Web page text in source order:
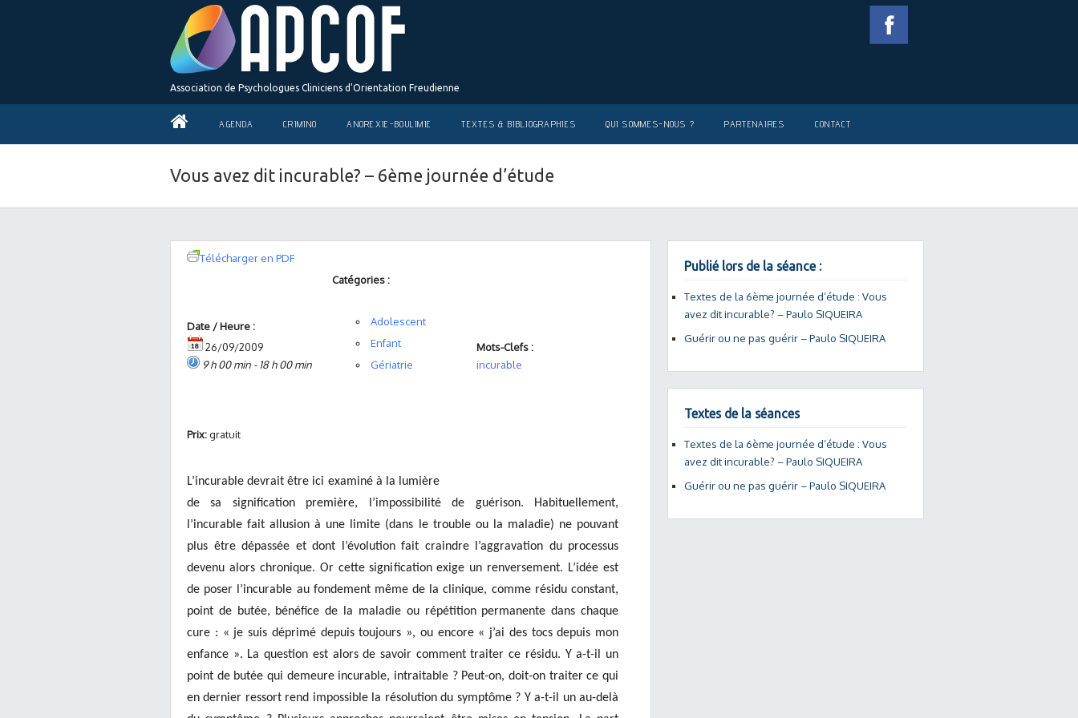
Association de Psychologues Cliniciens d'Orientation Freudienne
AGENDA CRIMINO ANOREXIE-BOULIMIE TEXTES & BIBLIOGRAPHIES QUI SOMMES-NOUS ? PARTENAIRES CONTACT
Vous avez dit incurable? – 6ème journée d’étude
Télécharger en PDF
Date / Heure :
26/09/2009
9 h 00 min - 18 h 00 min
Catégories :
Adolescent
Enfant
Gériatrie
Mots-Clefs :
incurable
Prix:gratuit
L’incurable devrait être ici examiné à la lumière
de sa signification première, l’impossibilité de guérison. Habituellement,
l’incurable fait allusion à une limite (dans le trouble ou la maladie) ne pouvant
plus être dépassée et dont l’évolution fait craindre l’aggravation du processus
devenu alors chronique. Or cette signification exige un renversement. L’idée est
de poser l’incurable au fondement même de la clinique, comme résidu constant,
point de butée, bénéfice de la maladie ou répétition permanente dans chaque
cure : « je suis déprimé depuis toujours », ou encore « j’ai des tocs depuis mon
enfance ». La question est alors de savoir comment traiter ce résidu. Y a-t-il un
point de butée qui demeure incurable, intraitable ? Peut-on, doit-on traiter ce qui
en dernier ressort rend impossible la résolution du symptôme ? Y a-t-il un au-delà
Publié lors de la séance :
Textes de la 6ème journée d’étude : Vous
avez dit incurable? – Paulo SIQUEIRA
Guérir ou ne pas guérir – Paulo SIQUEIRA
Textes de la séances
Textes de la 6ème journée d’étude : Vous
avez dit incurable? – Paulo SIQUEIRA
Guérir ou ne pas guérir – Paulo SIQUEIRA